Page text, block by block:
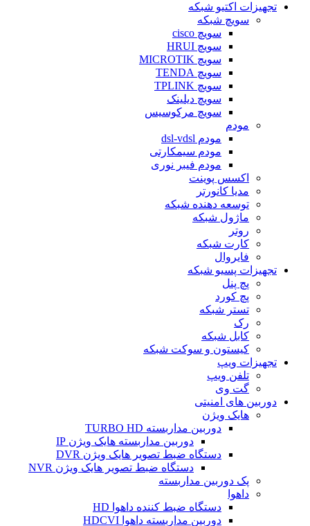
تجهیزات اکتیو شبکه
سویچ شبکه
سویچ cisco
سویچ HRUI
سویچ MICROTIK
سویچ TENDA
سویچ TPLINK
سویچ دیلینک
سویچ مرکوسیس
مودم
مودم dsl-vdsl
مودم سیمکارتی
مودم فیبر نوری
اکسس پوینت
مدیا کانورتر
توسعه دهنده شبکه
ماژول شبکه
روتر
کارت شبکه
فایروال
تجهیزات پسیو شبکه
پچ پنل
پچ کورد
تستر شبکه
رک
کابل شبکه
کیستون و سوکت شبکه
تجهیزات ویپ
تلفن ویپ
گت وی
دوربین های امنیتی
هایک ویژن
دوربین مداربسته TURBO HD
دوربین مداربسته هایک ویژن IP
دستگاه ضبط تصویر هایک ویژن DVR
دستگاه ضبط تصویر هایک ویژن NVR
پک دوربین مداربسته
داهوا
دستگاه ضبط کننده داهوا HD
دوربین مداربسته داهوا HDCVI